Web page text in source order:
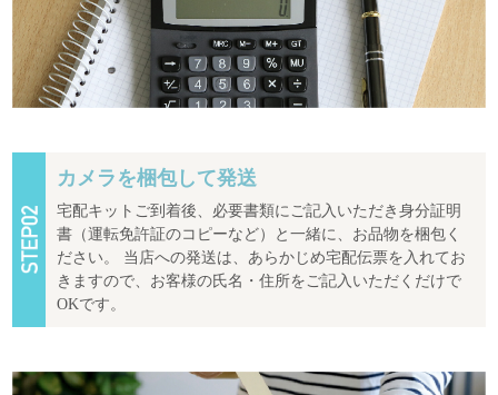
カメラを梱包して発送
宅配キットご到着後、必要書類にご記入いただき身分証明
書（運転免許証のコピーなど）と一緒に、お品物を梱包く
ださい。 当店への発送は、あらかじめ宅配伝票を入れてお
きますので、お客様の氏名・住所をご記入いただくだけで
OKです。